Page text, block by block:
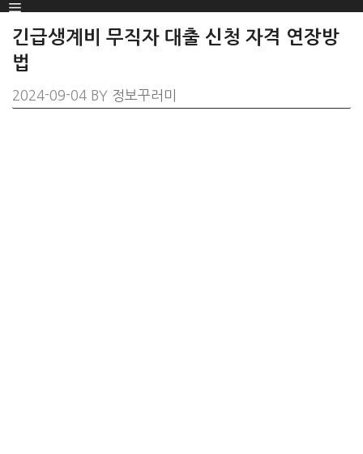
SKIP
TO
CONTENT
Menu
긴급생계비 무직자 대출 신청 자격 연장방
법
2024-09-04 BY 정보꾸러미